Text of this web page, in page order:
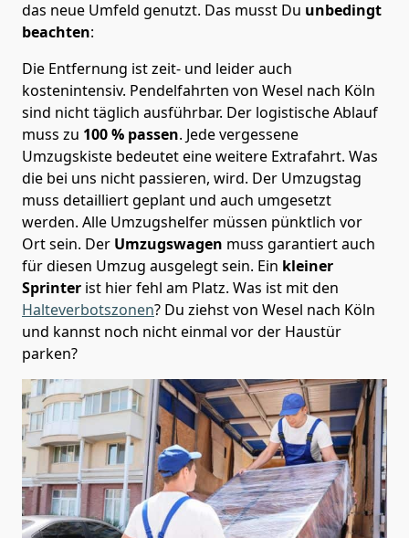
das neue Umfeld genutzt. Das musst Du unbedingt
beachten:
Die Entfernung ist zeit- und leider auch
kostenintensiv. Pendelfahrten von Wesel nach Köln
sind nicht täglich ausführbar. Der logistische Ablauf
muss zu 100 % passen. Jede vergessene
Umzugskiste bedeutet eine weitere Extrafahrt. Was
die bei uns nicht passieren, wird. Der Umzugstag
muss detailliert geplant und auch umgesetzt
werden. Alle Umzugshelfer müssen pünktlich vor
Ort sein. Der Umzugswagen muss garantiert auch
für diesen Umzug ausgelegt sein. Ein kleiner
Sprinter ist hier fehl am Platz. Was ist mit den
Halteverbotszonen? Du ziehst von Wesel nach Köln
und kannst noch nicht einmal vor der Haustür
parken?